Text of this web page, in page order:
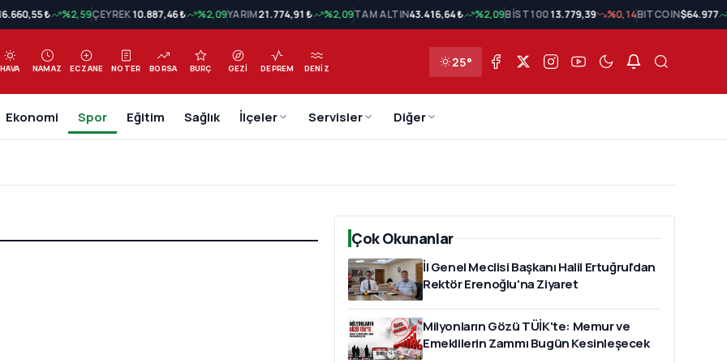
6.660,55 ₺ %2,59ÇEYREK10.887,46 ₺ %2,09YARIM21.774,91 ₺ %2,09TAM ALTIN43.416,64 ₺ %2,09BİST 10013.779,39 %0,14BITCOIN$64.977
HAVA NAMAZ ECZANE NOTER BORSA BURÇ GEZI DEPREM DENIZ 25°
Ekonomi Spor Eğitim Sağlık İlçeler Servisler Diğer
Çok Okunanlar
İl Genel Meclisi Başkanı Halil Ertuğrul'dan
Rektör Erenoğlu'na Ziyaret
Milyonların Gözü TÜİK'te: Memur ve
Emeklilerin Zammı Bugün Kesinleşecek